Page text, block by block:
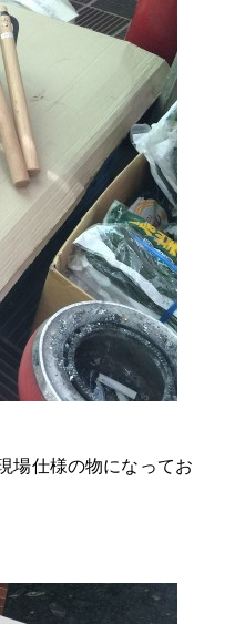
場仕様の物になってお